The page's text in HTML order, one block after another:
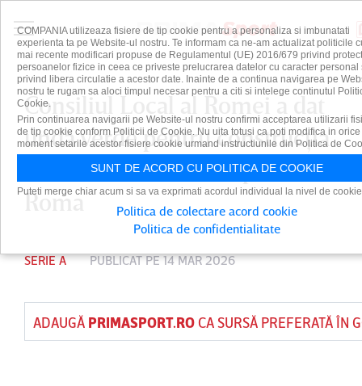
Consiliul Local al Romei a dat
undă verde pentru construcţia
noului stadion al echipei AS
Roma
SERIE A PUBLICAT PE 14 MAR 2026
ADAUGĂ PRIMASPORT.ROCA SURSĂ PREFERATĂ ÎN
COMPANIA utilizeaza fisiere de tip cookie pentru a personaliza si imbunatati
experienta ta pe Website-ul nostru. Te informam ca ne-am actualizat politicile
mai recente modificari propuse de Regulamentul (UE) 2016/679 privind
persoanelor fizice in ceea ce priveste prelucrarea datelor cu caracter personal
privind libera circulatie a acestor date. Inainte de a continua navigarea pe
nostru te rugam sa aloci timpul necesar pentru a citi si intelege continutul
Cookie.
Prin continuarea navigarii pe Website-ul nostru confirmi acceptarea utilizarii
de tip cookie conform Politicii de Cookie. Nu uita totusi ca poti modifica in orice
moment setarile acestor fisiere cookie urmand instructiunile din Politica de
SUNT DE ACORD CU POLITICA DE COOKIE
Puteti merge chiar acum si sa va exprimati acordul individual la nivel de
Politica de colectare acord cookie
Politica de confidentialitate